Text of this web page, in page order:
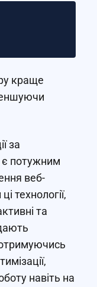
краще
за
потужним
веб-
технології,
та
навіть на